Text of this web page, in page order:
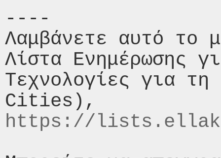
----
Λαμβάνετε αυτό το
Λίστα Ενημέρωσης
Τεχνολογίες για
https://